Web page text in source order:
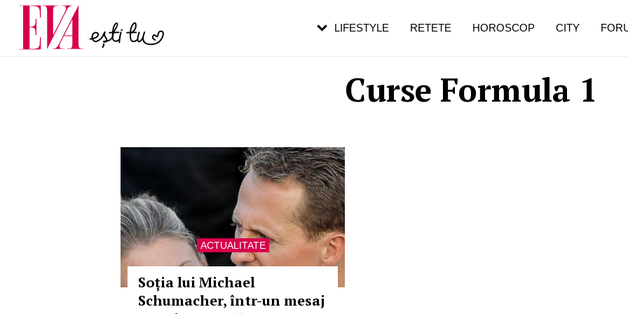
Curse Formula 1
ACTUALITATE
Soția lui Michael
Schumacher, într-un mesaj
LIFESTYLE RETETE HOROSCOP CITY
Carieră
Actualitate
pe măsură ce înaintezi în vârstă